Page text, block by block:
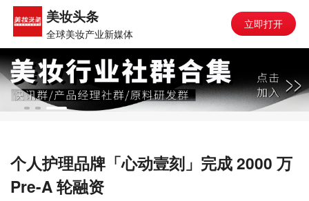
美妆头条
全球美妆产业新媒体
立即打开
个人护理品牌「心动壹刻」完成 2000 万
Pre-A 轮融资